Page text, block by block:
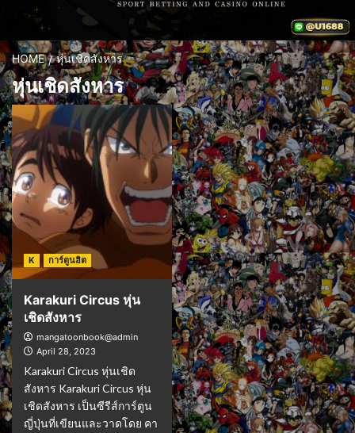
HOME หุ่นเชิดสังหาร
หุ่นเชิดสังหาร
K การ์ตูนฮิต
Karakuri Circus หุ่น
เชิดสังหาร
mangatoonbook@admin
April 28, 2023
Karakuri Circus หุ่นเชิด
สังหาร Karakuri Circus หุ่น
เชิดสังหาร เป็นซีรีส์การ์ตูน
ญี่ปุ่นที่เขียนและวาดโดย คา